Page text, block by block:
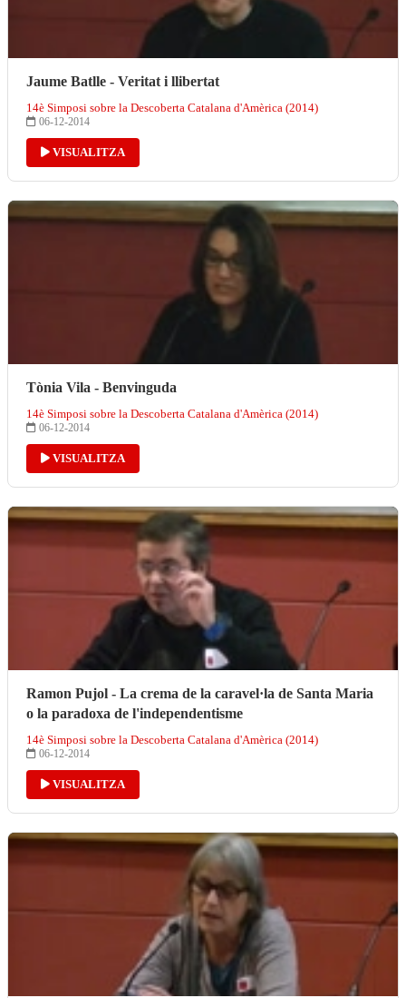
Jaume Batlle - Veritat i llibertat
14è Simposi sobre la Descoberta Catalana d'Amèrica (2014)
06-12-2014
VISUALITZA
Tònia Vila - Benvinguda
14è Simposi sobre la Descoberta Catalana d'Amèrica (2014)
06-12-2014
VISUALITZA
Ramon Pujol - La crema de la caravel·la de Santa Maria
o la paradoxa de l'independentisme
14è Simposi sobre la Descoberta Catalana d'Amèrica (2014)
06-12-2014
VISUALITZA